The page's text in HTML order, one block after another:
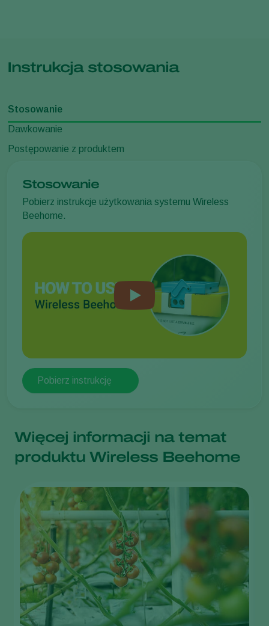
Instrukcja stosowania
Stosowanie
Dawkowanie
Postępowanie z produktem
Stosowanie
Pobierz instrukcje użytkowania systemu Wireless
Beehome.
Pobierz instrukcję
Więcej informacji na temat
produktu Wireless Beehome